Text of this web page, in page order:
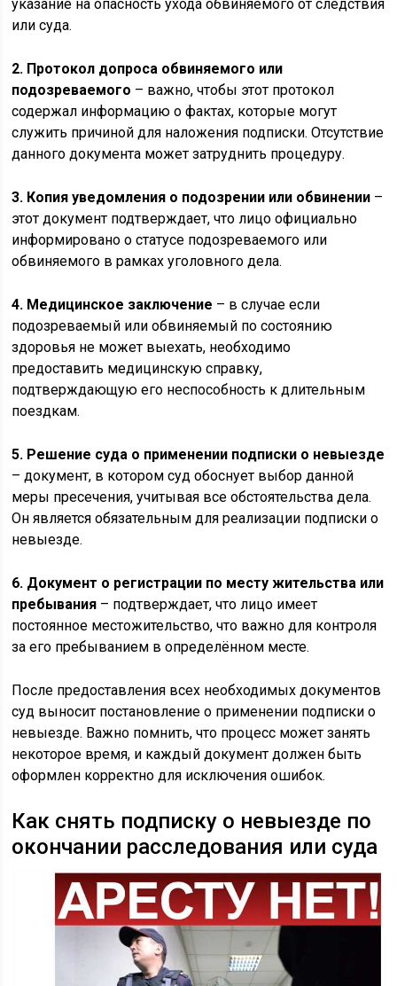
указание на опасность ухода обвиняемого от следствия
или суда.
2. Протокол допроса обвиняемого или
подозреваемого – важно, чтобы этот протокол
содержал информацию о фактах, которые могут
служить причиной для наложения подписки. Отсутствие
данного документа может затруднить процедуру.
3. Копия уведомления о подозрении или обвинении –
этот документ подтверждает, что лицо официально
информировано о статусе подозреваемого или
обвиняемого в рамках уголовного дела.
4. Медицинское заключение – в случае если
подозреваемый или обвиняемый по состоянию
здоровья не может выехать, необходимо
предоставить медицинскую справку,
подтверждающую его неспособность к длительным
поездкам.
5. Решение суда о применении подписки о невыезде
– документ, в котором суд обоснует выбор данной
меры пресечения, учитывая все обстоятельства дела.
Он является обязательным для реализации подписки о
невыезде.
6. Документ о регистрации по месту жительства или
пребывания – подтверждает, что лицо имеет
постоянное местожительство, что важно для контроля
за его пребыванием в определённом месте.
После предоставления всех необходимых документов
суд выносит постановление о применении подписки о
невыезде. Важно помнить, что процесс может занять
некоторое время, и каждый документ должен быть
оформлен корректно для исключения ошибок.
Как снять подписку о невыезде по
окончании расследования или суда